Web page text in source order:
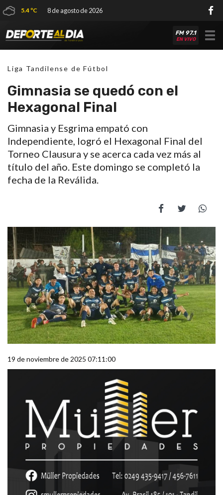
5.4 ºC 8 de agosto de 2026
FM 97.1
EN VIVO
Liga Tandilense de Fútbol
Gimnasia se quedó con el
Hexagonal Final
Gimnasia y Esgrima empató con
Independiente, logró el Hexagonal Final del
Torneo Clausura y se acerca cada vez más al
título del año. Este domingo se completó la
fecha de la Reválida.
19 de noviembre de 2025 07:11:00